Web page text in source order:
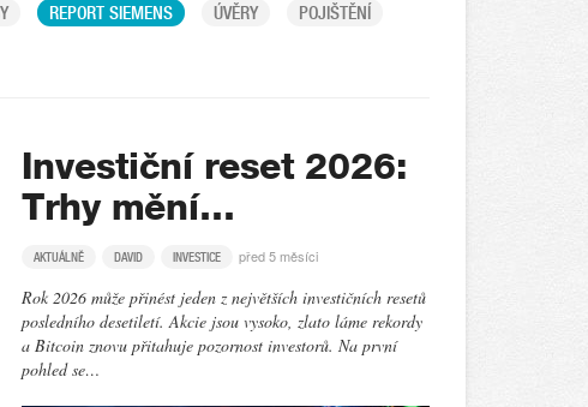
REPORT SIEMENS ÚVĚRY
POJIŠTĚNÍ
Investiční reset 2026:
Trhy mění…
AKTUÁLNĚ DAVID INVESTICE před 5 měsíci
Rok 2026 může přinést jeden z největších investičních resetů
posledního desetiletí. Akcie jsou vysoko, zlato láme rekordy
a Bitcoin znovu přitahuje pozornost investorů. Na první
pohled se…